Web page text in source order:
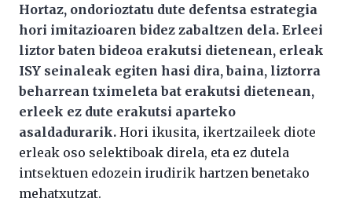
Hortaz, ondorioztatu dute defentsa estrategia
hori imitazioaren bidez zabaltzen dela. Erleei
liztor baten bideoa erakutsi dietenean, erleak
ISY seinaleak egiten hasi dira, baina, liztorra
beharrean tximeleta bat erakutsi dietenean,
erleek ez dute erakutsi aparteko
asaldadurarik. Hori ikusita, ikertzaileek diote
erleak oso selektiboak direla, eta ez dutela
intsektuen edozein irudirik hartzen benetako
mehatxutzat.